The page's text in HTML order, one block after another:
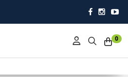
Impulsando la higiene
0